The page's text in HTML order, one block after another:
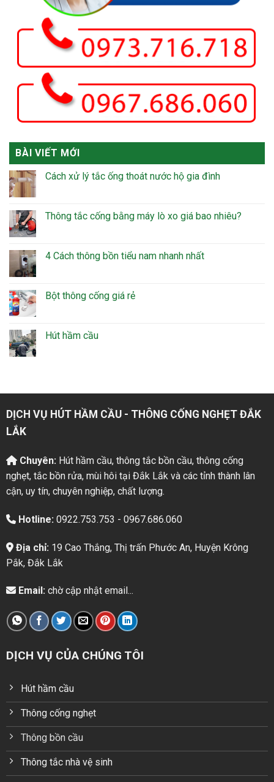
BÀI VIẾT MỚI
Cách xử lý tắc ống thoát nước hộ gia đình
Thông tắc cống bằng máy lò xo giá bao nhiêu?
4 Cách thông bồn tiểu nam nhanh nhất
Bột thông cống giá rẻ
Hút hầm cầu
DỊCH VỤ HÚT HẦM CẦU - THÔNG CỐNG NGHẸT ĐẮK
LẮK
Chuyên: Hút hầm cầu, thông tắc bồn cầu, thông cống
nghẹt, tắc bồn rửa, mùi hôi tại Đắk Lắk và các tỉnh thành lân
cận, uy tín, chuyên nghiệp, chất lượng.
Hotline: 0922.753.753 - 0967.686.060
Địa chỉ: 19 Cao Thắng, Thị trấn Phước An, Huyện Krông
Pắk, Đắk Lắk
Email: chờ cập nhật email...
DỊCH VỤ CỦA CHÚNG TÔI
Hút hầm cầu
Thông cống nghẹt
Thông bồn cầu
Thông tắc nhà vệ sinh